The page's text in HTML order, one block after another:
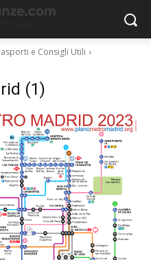
e Consigli Utili
(1)